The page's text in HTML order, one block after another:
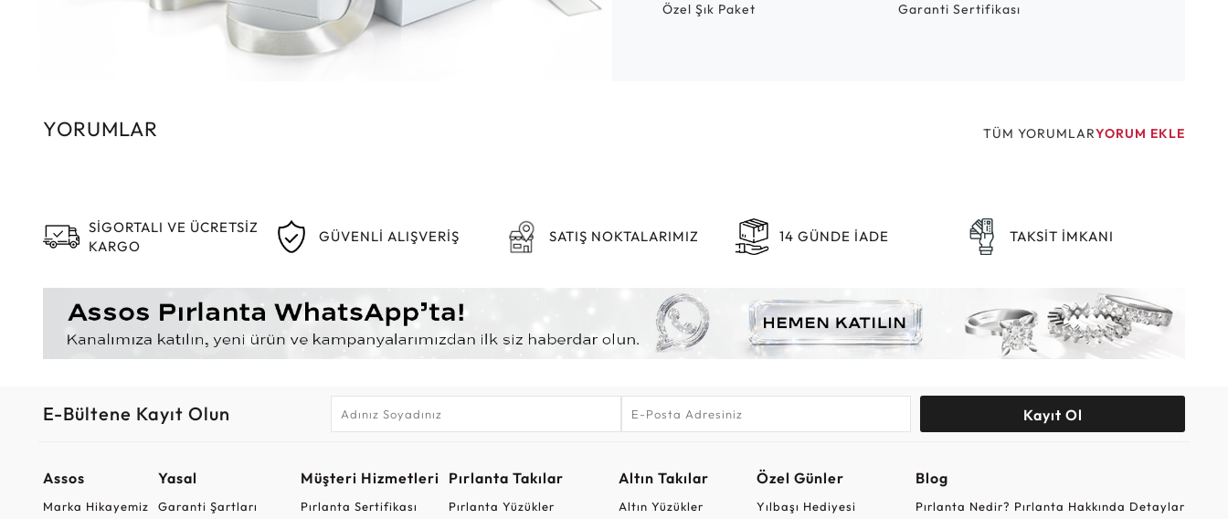
Özel Şık Paket Garanti Sertifikası
YORUMLAR TÜM YORUMLARYORUM EKLE
SİGORTALI VE ÜCRETSİZ
KARGO
GÜVENLİ ALIŞVERİŞ SATIŞ NOKTALARIMIZ 14 GÜNDE İADE TAKSİT İMKANI
E-Bültene Kayıt Olun Kayıt Ol
Assos
Marka Hikayemiz
Yasal
Garanti Şartları
Müşteri Hizmetleri
Pırlanta Sertifikası
Pırlanta Takılar
Pırlanta Yüzükler
Altın Takılar
Altın Yüzükler
Özel Günler
Yılbaşı Hediyesi
Blog
Pırlanta Nedir? Pırlanta Hakkında Detaylar